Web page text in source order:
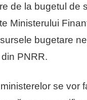
de la bugetul de
Ministerului
bugetare
PNRR.
se vor